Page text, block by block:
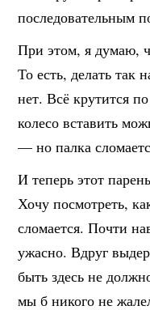
последовательным
При этом, я думаю,
То есть, делать так
нет. Всё крутится
колесо вставить
— но палка
И теперь этот
Хочу посмотреть,
сломается. Почти
ужасно. Вдруг
быть здесь не
мы б никого не